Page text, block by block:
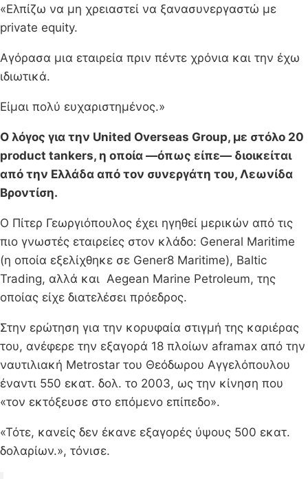
«Ελπίζω να μη χρειαστεί να ξανασυνεργαστώ με
private equity.
Αγόρασα μια εταιρεία πριν πέντε χρόνια και την έχω
ιδιωτικά.
Είμαι πολύ ευχαριστημένος.»
Ο λόγος για την United Overseas Group, με στόλο 20
product tankers, η οποία —όπως είπε— διοικείται
από την Ελλάδα από τον συνεργάτη του, Λεωνίδα
Βροντίση.
Ο Πίτερ Γεωργιόπουλος έχει ηγηθεί μερικών από τις
πιο γνωστές εταιρείες στον κλάδο: General Maritime
(η οποία εξελίχθηκε σε Gener8 Maritime), Baltic
Trading, αλλά και Aegean Marine Petroleum, της
οποίας είχε διατελέσει πρόεδρος.
Στην ερώτηση για την κορυφαία στιγμή της καριέρας
του, ανέφερε την εξαγορά 18 πλοίων aframax από την
ναυτιλιακή Metrostar του Θεόδωρου Αγγελόπουλου
έναντι 550 εκατ. δολ. το 2003, ως την κίνηση που
«τον εκτόξευσε στο επόμενο επίπεδο».
«Τότε, κανείς δεν έκανε εξαγορές ύψους 500 εκατ.
δολαρίων.», τόνισε.